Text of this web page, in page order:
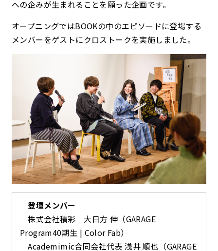
への企みが生まれることを願った企画です。
オープニングではBOOKの中のエピソードに登場する
メンバーをゲストにクロストークを実施しました。
登壇メンバー
株式会社積彩 大日方 伸（GARAGE
Program40期生 | Color Fab）
Academimic合同会社代表 浅井 順也（GARAGE